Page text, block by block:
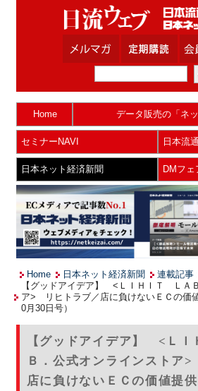
Home データ販売の「ネ
セミナーNAVI 日本流
日本ネット経済新聞 DMフェ
Home 日本ネット経済新聞 連載記事
【グッドアイデア】 <ＬＩＨＩＴ ＬＡ
ア> リヒトラブ／店に負けないＥＣの価
0月30日号）
【グッドアイデア】 <Ｌ
Ｂ．公式オンラインストア
店に負けないＥＣの価値提